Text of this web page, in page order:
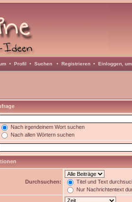
• Profil • Suchen • Registrieren • Einloggen,
Nach irgendeinem Wort suchen
Nach allen Wörtern suchen
Durchsuchen:
Titel und Text
Nur Nachrichtentext